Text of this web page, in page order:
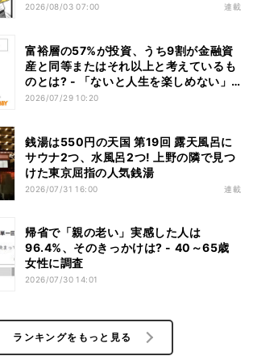
2026/08/03 07:00 連載
富裕層の57%が投資、うち9割が金融資
産と同等またはそれ以上と考えているも
のとは? - 「ないと人生を楽しめない」
「人生の幸福度に直結する」「一度失え
2026/07/29 10:20
銭湯は550円の天国 第19回 露天風呂に
サウナ2つ、水風呂2つ! 上野の隣で見つ
けた東京屈指の人気銭湯
2026/07/31 16:00 連載
帰省で「親の老い」実感した人は
96.4%、そのきっかけは? - 40～65歳
女性に調査
2026/07/30 14:01
ランキングをもっと見る